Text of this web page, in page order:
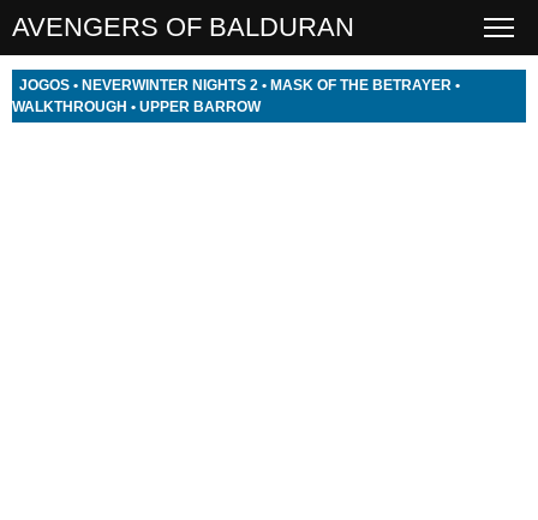
AVENGERS OF BALDURAN
JOGOS • NEVERWINTER NIGHTS 2 • MASK OF THE BETRAYER •
WALKTHROUGH • UPPER BARROW